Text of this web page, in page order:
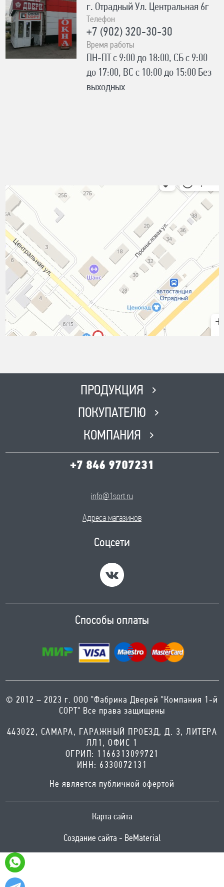
г. Отрадный Ул. Центральная 6г
Телефон
+7 (902) 320-30-30
Время работы
ПН-ПТ с 9:00 до 18:00, СБ с 9:00
до 17:00, ВС с 10:00 до 15:00 Без
выходных
ПРОДУКЦИЯ
ПОКУПАТЕЛЮ
КОМПАНИЯ
+7 846 9707231
info@1sort.ru
Адреса магазинов
Соцсети
Способы оплаты
© 2012 – 2023 г. ООО "Фабрика Дверей "Компания 1-й
СОРТ" Все права защищены
443022, САМАРА, ГАРАЖНЫЙ ПРОЕЗД, Д. 3, ЛИТЕРА
ЛЛ1, ОФИС 1
ОГРИП: 1166313099721
ИНН: 6330072131
Не является публичной офертой
Карта сайта
Создание сайта - BeMaterial